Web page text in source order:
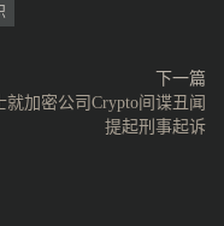
下一篇
就加密公司Crypto间谍丑闻
提起刑事起诉